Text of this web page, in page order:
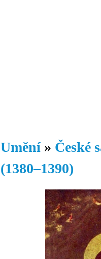
Umění » České
(1380–1390)